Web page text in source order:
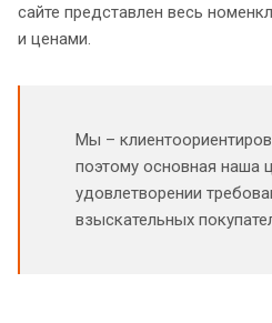
сайте представлен весь
и ценами.
Мы –
поэтому основная наша
удовлетворении
взыскательных